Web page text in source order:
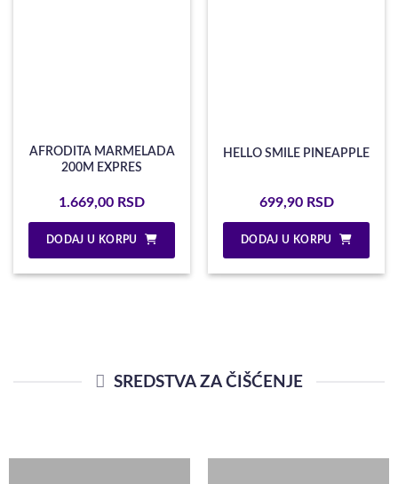
AFRODITA MARMELADA
200M EXPRES
1.669,00 RSD
DODAJ U KORPU
HELLO SMILE PINEAPPLE
699,90 RSD
DODAJ U KORPU
SREDSTVA ZA ČIŠĆENJE